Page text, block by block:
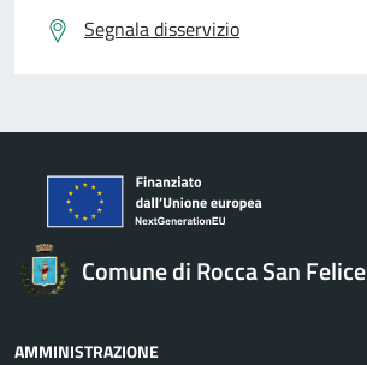
Segnala disservizio
Comune di Rocca San Felice
AMMINISTRAZIONE